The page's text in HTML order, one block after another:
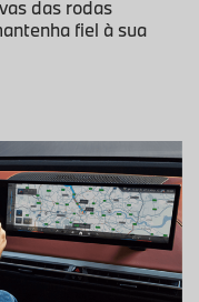
das rodas
fiel à sua